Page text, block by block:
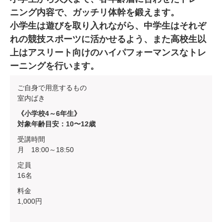
ニング内容で、ガッチリ体幹を鍛えます。
小学生は遊びを取り入れながら、中学生はそれぞ
れの競技スポーツに活かせるよう、また高校生以
上はアスリート向けのハイパフォーマンスなトレ
ーニングを行います。
ご自身で用意するもの
室内ばき
《小学校4～6年生》
対象年齢目安：10〜12歳
受講時間
月 18:00～18:50
定員
16名
料金
1,000円